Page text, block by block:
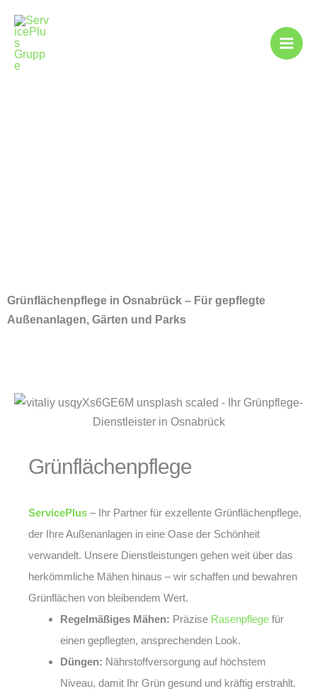
Inhalt
springen
Grünflächenpflege in Osnabrück – Für gepflegte
Außenanlagen, Gärten und Parks
Grünflächenpflege
ServicePlus – Ihr Partner für exzellente Grünflächenpflege,
der Ihre Außenanlagen in eine Oase der Schönheit
verwandelt. Unsere Dienstleistungen gehen weit über das
herkömmliche Mähen hinaus – wir schaffen und bewahren
Grünflächen von bleibendem Wert.
Regelmäßiges Mähen: Präzise Rasenpflege für
einen gepflegten, ansprechenden Look.
Düngen: Nährstoffversorgung auf höchstem
Niveau, damit Ihr Grün gesund und kräftig erstrahlt.